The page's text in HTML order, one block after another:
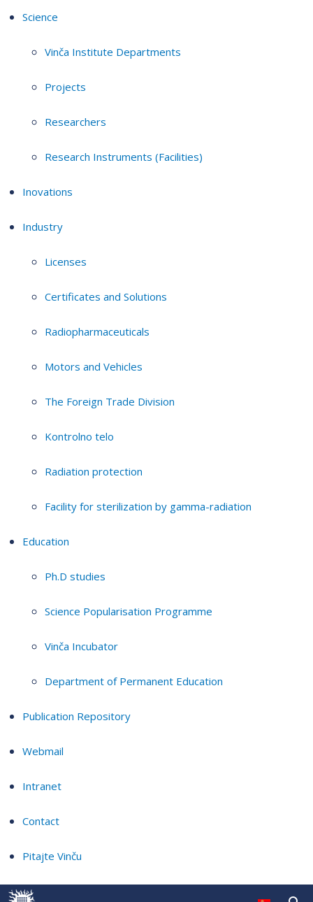
Science
Vinča Institute Departments
Projects
Researchers
Research Instruments (Facilities)
Inovations
Industry
Licenses
Certificates and Solutions
Radiopharmaceuticals
Motors and Vehicles
The Foreign Trade Division
Kontrolno telo
Radiation protection
Facility for sterilization by gamma-radiation
Education
Ph.D studies
Science Popularisation Programme
Vinča Incubator
Department of Permanent Education
Publication Repository
Webmail
Intranet
Contact
Pitajte Vinču